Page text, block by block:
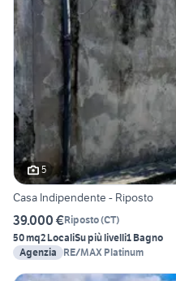
5
Casa Indipendente - Riposto
39.000 €Riposto(CT)
50 mq2 LocaliSu più livelli1 Bagno
Agenzia
RE/MAX Platinum